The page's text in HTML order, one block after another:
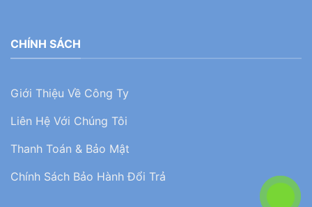
CHÍNH SÁCH
Giới Thiệu Về Công Ty
Liên Hệ Với Chúng Tôi
Thanh Toán & Bảo Mật
Chính Sách Bảo Hành Đổi Trả